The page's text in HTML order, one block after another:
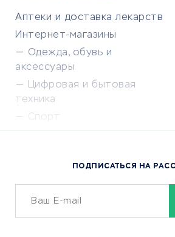
Аптеки и доставка лекарств
Интернет-магазины
Одежда, обувь и
аксессуары
Цифровая и бытовая
техника
Спорт
Сервисы доставки
ОБУЧЕНИЕ И РАБОТА
ПОДПИСАТЬСЯ НА